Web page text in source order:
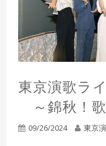
東京演歌ラ
～錦秋！
09/26/2024 東京